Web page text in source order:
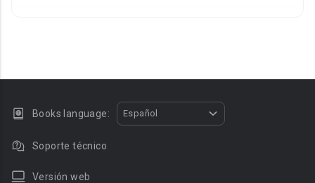
Books language: Español
Soporte técnico
Versión web